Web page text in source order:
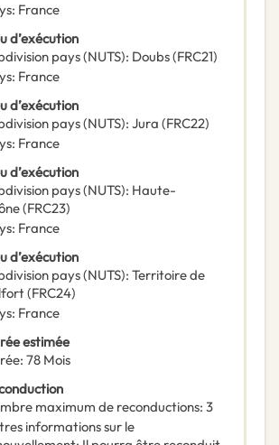
: France
d’exécution
pays (NUTS): Doubs(FRC21)
: France
d’exécution
pays (NUTS): Jura (FRC22)
: France
d’exécution
pays (NUTS): Haute-
(FRC23)
: France
d’exécution
pays (NUTS): Territoire de
(FRC24)
: France
estimée
: 78 Mois
maximum de reconductions: 3
informations sur le